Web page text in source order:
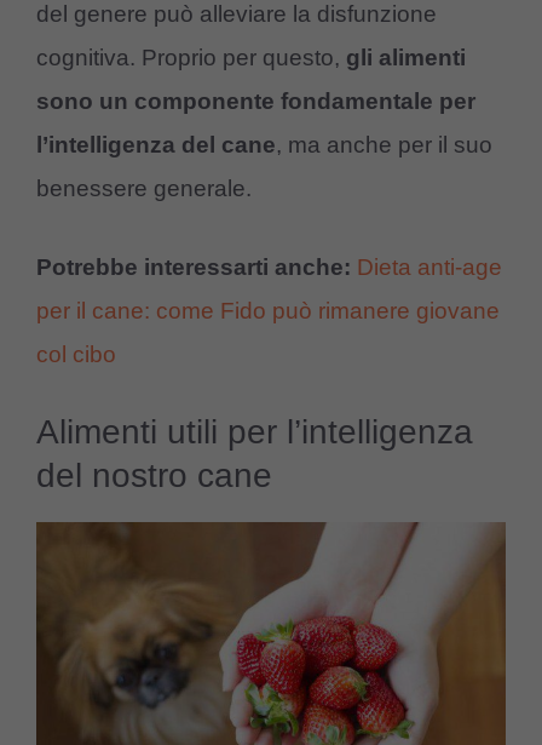
del genere può alleviare la disfunzione
cognitiva. Proprio per questo, gli alimenti
sono un componente fondamentale per
l’intelligenza del cane, ma anche per il suo
benessere generale.
Potrebbe interessarti anche: Dieta anti-age
per il cane: come Fido può rimanere giovane
col cibo
Alimenti utili per l’intelligenza
del nostro cane